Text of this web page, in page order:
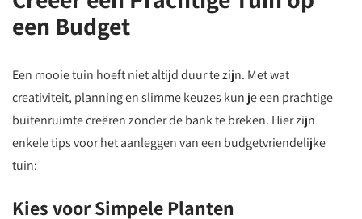
een Budget
Een mooie tuin hoeft niet altijd duur te zijn. Met wat
creativiteit, planning en slimme keuzes kun je een prachtige
buitenruimte creëren zonder de bank te breken. Hier zijn
enkele tips voor het aanleggen van een budgetvriendelijke
tuin:
Kies voor Simpele Planten